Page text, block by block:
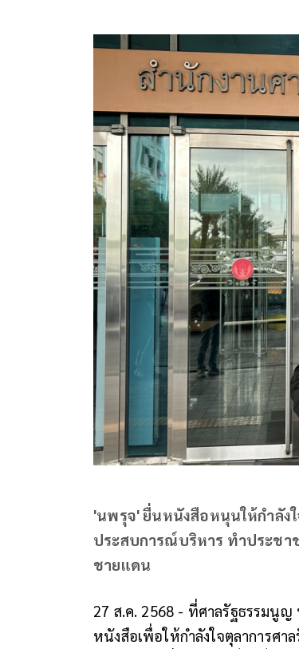
'นพรุจ' ยื่นหนังสือหนุนให้กำลัง
ประสบการณ์บริหาร ทำประชา
ชายแดน
27 ส.ค. 2568 - ที่ศาลรัฐธรรมนู
หนังสือเพื่อให้กำลังใจตุลาการศ